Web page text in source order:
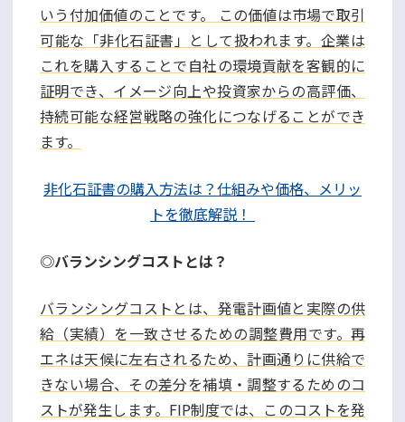
いう付加価値のことです。 この価値は市場で取引
可能な「非化石証書」として扱われます。企業は
これを購入することで自社の環境貢献を客観的に
証明でき、イメージ向上や投資家からの高評価、
持続可能な経営戦略の強化につなげることができ
ます。
非化石証書の購入方法は？仕組みや価格、メリッ
トを徹底解説！
◎バランシングコストとは？
バランシングコストとは、発電計画値と実際の供
給（実績）を一致させるための調整費用です。再
エネは天候に左右されるため、計画通りに供給で
きない場合、その差分を補填・調整するためのコ
ストが発生します。FIP制度では、このコストを発